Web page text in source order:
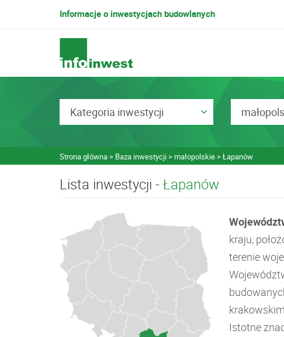
Informacje o inwestycjach budowlanych
Kategoria inwestycji
Strona główna Baza inwestycji małopolskie Łapanów
Lista inwestycji - Łapanów
kraju,
terenie
Istotne